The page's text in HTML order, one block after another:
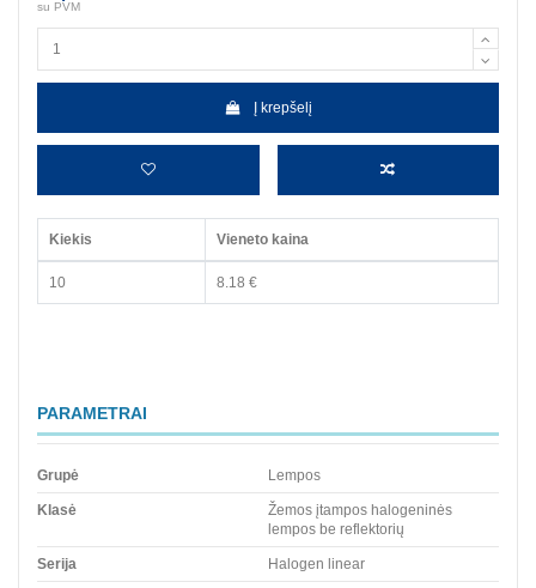
su PVM
Į krepšelį
Kiekis Vieneto kaina
10 8.18 €
PARAMETRAI
Grupė Lempos
Klasė
Žemos įtampos halogeninės
lempos be reflektorių
Serija Halogen linear